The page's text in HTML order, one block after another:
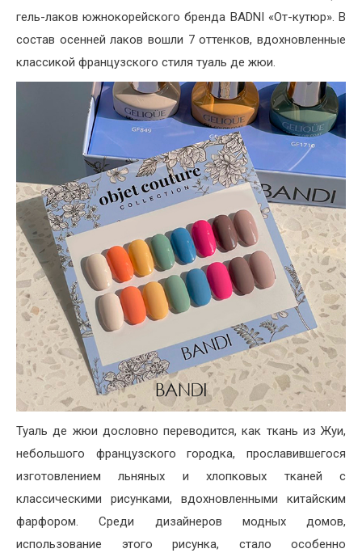
Красота
Недвижимость
гель-лаков южнокорейского бренда BADNI «От-кутюр». В
состав осенней лаков вошли 7 оттенков, вдохновленные
классикой французского стиля туаль де жюи.
Туаль де жюи дословно переводится, как ткань из Жуи,
небольшого французского городка, прославившегося
изготовлением льняных и хлопковых тканей с
классическими рисунками, вдохновленными китайским
фарфором. Среди дизайнеров модных домов,
использование этого рисунка, стало особенно